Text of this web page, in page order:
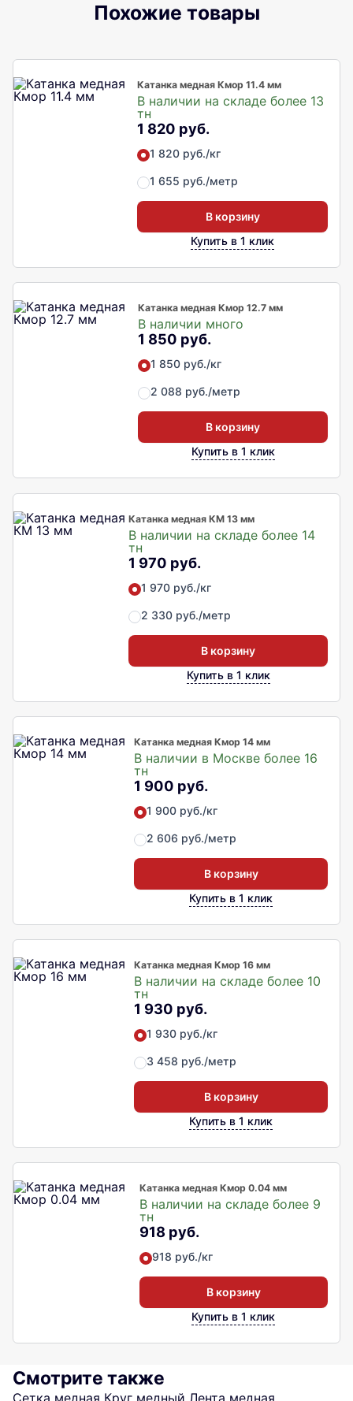
Похожие товары
Катанка медная Кмор 11.4 мм
В наличии на складе более 13
тн
1 820 руб.
1 820 руб./кг
1 655 руб./метр
В корзину
Купить в 1 клик
Катанка медная Кмор 12.7 мм
В наличии много
1 850 руб.
1 850 руб./кг
2 088 руб./метр
В корзину
Купить в 1 клик
Катанка медная КМ 13 мм
В наличии на складе более 14
тн
1 970 руб.
1 970 руб./кг
2 330 руб./метр
В корзину
Купить в 1 клик
Катанка медная Кмор 14 мм
В наличии в Москве более 16
тн
1 900 руб.
1 900 руб./кг
2 606 руб./метр
В корзину
Купить в 1 клик
Катанка медная Кмор 16 мм
В наличии на складе более 10
тн
1 930 руб.
1 930 руб./кг
3 458 руб./метр
В корзину
Купить в 1 клик
Катанка медная Кмор 0.04 мм
В наличии на складе более 9
тн
918 руб.
918 руб./кг
В корзину
Купить в 1 клик
Смотрите также